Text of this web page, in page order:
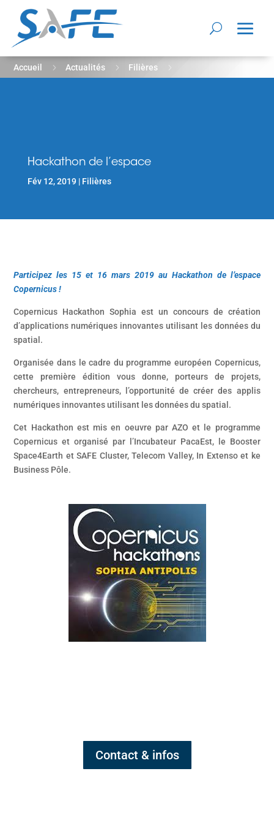
Accueil 5 Actualités 5 Filières
Hackathon de l’espace
Fév 12, 2019 Filières
Participez les 15 et 16 mars 2019 au Hackathon de l’espace
Copernicus !
Copernicus Hackathon Sophia est un concours de création
d’applications numériques innovantes utilisant les données du
spatial.
Organisée dans le cadre du programme européen Copernicus,
cette première édition vous donne, porteurs de projets,
chercheurs, entrepreneurs, l’opportunité de créer des applis
numériques innovantes utilisant les données du spatial.
Cet Hackathon est mis en oeuvre par AZO et le programme
Copernicus et organisé par l’Incubateur PacaEst, le Booster
Space4Earth et SAFE Cluster, Telecom Valley, In Extenso et ke
Business Pôle.
Contact & infos